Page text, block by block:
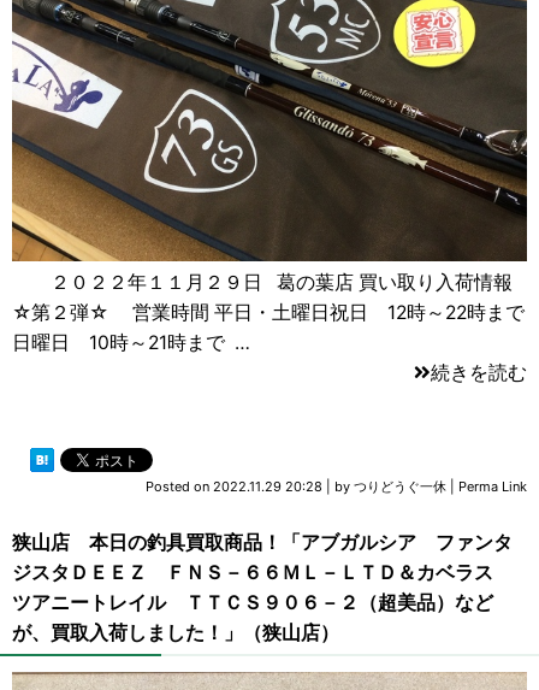
２０２２年１１月２９日 葛の葉店 買い取り入荷情報
☆第２弾☆ 営業時間 平日・土曜日祝日 12時～22時まで
日曜日 10時～21時まで …
続きを読む
Posted on 2022.11.29 20:28 by つりどうぐ一休 Perma Link
狭山店 本日の釣具買取商品！「アブガルシア ファンタ
ジスタＤＥＥＺ ＦＮＳ－６６ＭＬ－ＬＴＤ＆カベラス
ツアニートレイル ＴＴＣＳ９０６－２（超美品）など
が、買取入荷しました！」（狭山店）